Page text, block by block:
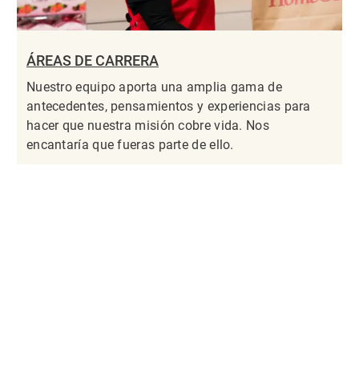
ÁREAS DE CARRERA
Nuestro equipo aporta una amplia gama de
antecedentes, pensamientos y experiencias para
hacer que nuestra misión cobre vida. Nos
encantaría que fueras parte de ello.